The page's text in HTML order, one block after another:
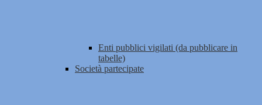
Enti pubblici vigilati (da pubblicare in
tabelle)
Società partecipate